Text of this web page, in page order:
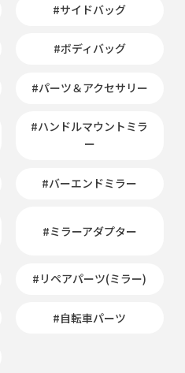
#サイドバッグ
#ボディバッグ
#パーツ＆アクセサリー
#ハンドルマウントミラ
ー
#バーエンドミラー
#ミラーアダプター
#リペアパーツ(ミラー)
#自転車パーツ